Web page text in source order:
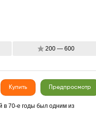
200 — 600
Предпросмотр
Купить
в 70-е годы был одним из